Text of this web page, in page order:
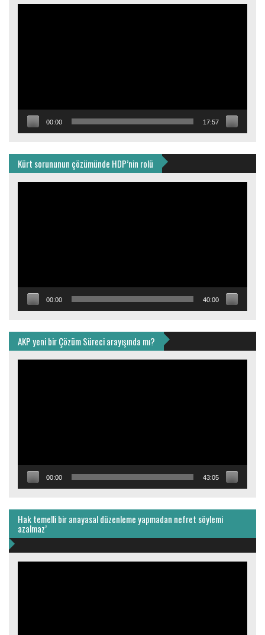
00:00 17:57
Kürt sorununun çözümünde HDP’nin rolü
00:00 40:00
AKP yeni bir Çözüm Süreci arayışında mı?
00:00 43:05
Hak temelli bir anayasal düzenleme yapmadan nefret söylemi
azalmaz’